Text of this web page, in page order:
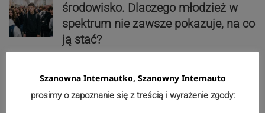
środowisko. Dlaczego młodzież w
spektrum nie zawsze pokazuje, na co
ją stać?
Starostwo Powiatowe w Żywcu –
najnowsze informacje! ZDJĘCIA
Szanowna Internautko, Szanowny Internauto
prosimy o zapoznanie się z treścią i wyrażenie zgody: